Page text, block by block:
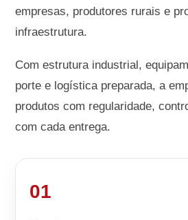
empresas, produtores rurais e
infraestrutura.
Com estrutura industrial,
porte e logística preparada, a
produtos com regularidade,
com cada entrega.
01